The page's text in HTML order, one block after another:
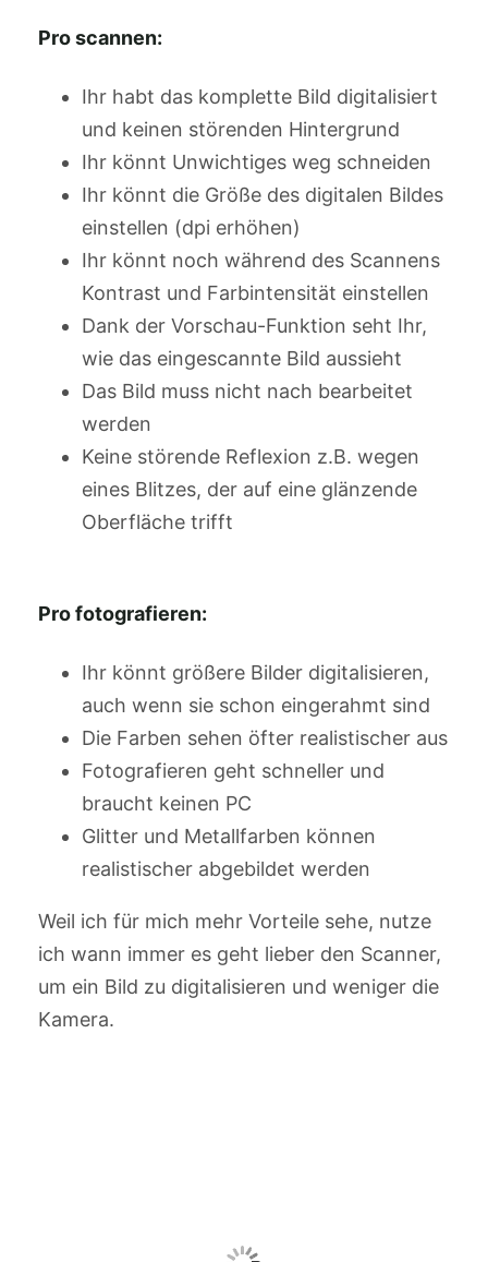
Pro scannen:
Ihr habt das komplette Bild digitalisiert
und keinen störenden Hintergrund
Ihr könnt Unwichtiges weg schneiden
Ihr könnt die Größe des digitalen Bildes
einstellen (dpi erhöhen)
Ihr könnt noch während des Scannens
Kontrast und Farbintensität einstellen
Dank der Vorschau-Funktion seht Ihr,
wie das eingescannte Bild aussieht
Das Bild muss nicht nach bearbeitet
werden
Keine störende Reflexion z.B. wegen
eines Blitzes, der auf eine glänzende
Oberfläche trifft
Pro fotografieren:
Ihr könnt größere Bilder digitalisieren,
auch wenn sie schon eingerahmt sind
Die Farben sehen öfter realistischer aus
Fotografieren geht schneller und
braucht keinen PC
Glitter und Metallfarben können
realistischer abgebildet werden
Weil ich für mich mehr Vorteile sehe, nutze
ich wann immer es geht lieber den Scanner,
um ein Bild zu digitalisieren und weniger die
Kamera.